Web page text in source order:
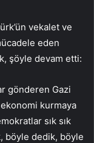
vekalet ve
eden
şöyle devam etti:
gönderen Gazi
ekonomi kurmaya
sık ​​sık
böyle dedik, böyle